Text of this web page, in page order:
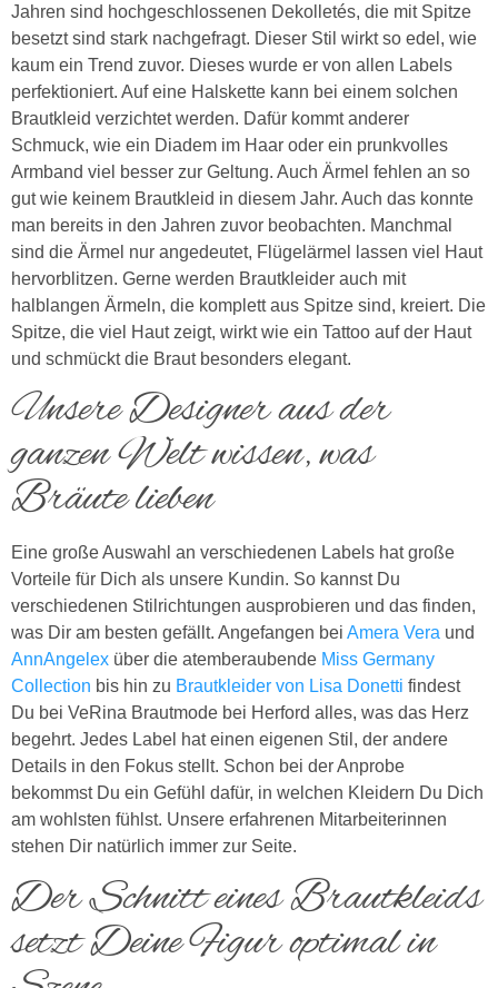
Jahren sind hochgeschlossenen Dekolletés, die mit Spitze
besetzt sind stark nachgefragt. Dieser Stil wirkt so edel, wie
kaum ein Trend zuvor. Dieses wurde er von allen Labels
perfektioniert. Auf eine Halskette kann bei einem solchen
Brautkleid verzichtet werden. Dafür kommt anderer
Schmuck, wie ein Diadem im Haar oder ein prunkvolles
Armband viel besser zur Geltung. Auch Ärmel fehlen an so
gut wie keinem Brautkleid in diesem Jahr. Auch das konnte
man bereits in den Jahren zuvor beobachten. Manchmal
sind die Ärmel nur angedeutet, Flügelärmel lassen viel Haut
hervorblitzen. Gerne werden Brautkleider auch mit
halblangen Ärmeln, die komplett aus Spitze sind, kreiert. Die
Spitze, die viel Haut zeigt, wirkt wie ein Tattoo auf der Haut
und schmückt die Braut besonders elegant.
Unsere Designer aus der
ganzen Welt wissen, was
Bräute lieben
Eine große Auswahl an verschiedenen Labels hat große
Vorteile für Dich als unsere Kundin. So kannst Du
verschiedenen Stilrichtungen ausprobieren und das finden,
was Dir am besten gefällt. Angefangen bei Amera Vera und
AnnAngelex über die atemberaubende Miss Germany
Collection bis hin zu Brautkleider von Lisa Donetti findest
Du bei VeRina Brautmode bei Herford alles, was das Herz
begehrt. Jedes Label hat einen eigenen Stil, der andere
Details in den Fokus stellt. Schon bei der Anprobe
bekommst Du ein Gefühl dafür, in welchen Kleidern Du Dich
am wohlsten fühlst. Unsere erfahrenen Mitarbeiterinnen
stehen Dir natürlich immer zur Seite.
Der Schnitt eines Brautkleids
setzt Deine Figur optimal in